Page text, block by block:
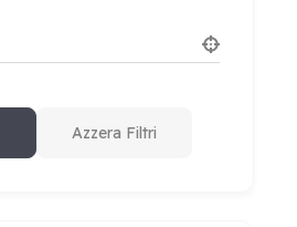
Azzera Filtri